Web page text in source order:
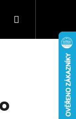
Nákupní